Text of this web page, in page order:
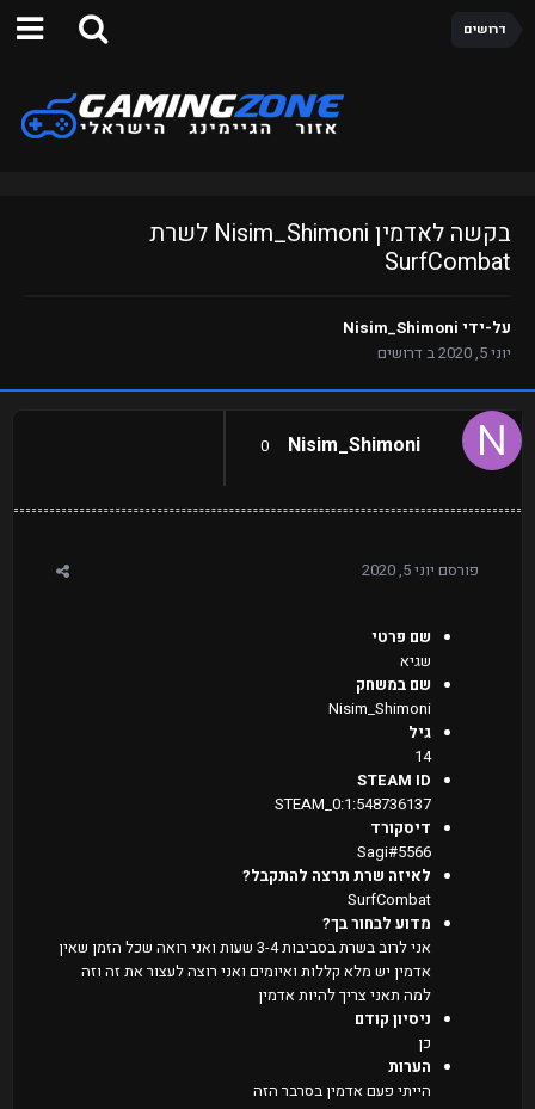
דרושים
בקשה לאדמין Nisim_Shimoni לשרת
SurfCombat
על-ידי Nisim_Shimoni
יוני 5, 2020
בדרושים
Nisim_Shimoni
0
פורסם יוני 5, 2020
שם פרטי
שגיא
שם במשחק
Nisim_Shimoni
גיל
14
STEAM ID
STEAM_0:1:548736137
דיסקורד
Sagi#5566
לאיזה שרת תרצה להתקבל?
SurfCombat
מדוע לבחור בך?
אני לרוב בשרת בסביבות 3-4 שעות ואני רואה שכל הזמן שאין
אדמין יש מלא קללות ואיומים ואני רוצה לעצור את זה וזה
למה תאני צריך להיות אדמין
ניסיון קודם
כן
הערות
הייתי פעם אדמין בסרבר הזה